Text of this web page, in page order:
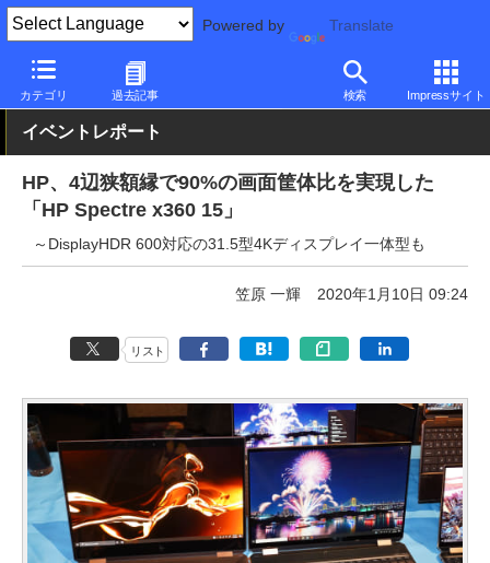
Powered by Translate
カテゴリ 過去記事 検索 Impressサイト
PC Watch イベント
イベントレポート
HP、4辺狭額縁で90%の画面筐体比を実現した
「HP Spectre x360 15」
～DisplayHDR 600対応の31.5型4Kディスプレイ一体型も
笠原 一輝 2020年1月10日 09:24
リスト